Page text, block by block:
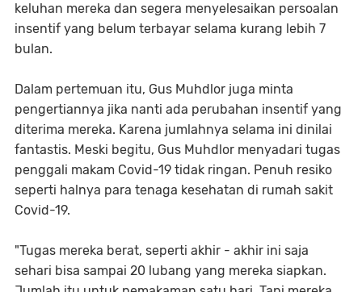
keluhan mereka dan segera menyelesaikan persoalan
insentif yang belum terbayar selama kurang lebih 7
bulan.
Dalam pertemuan itu, Gus Muhdlor juga minta
pengertiannya jika nanti ada perubahan insentif yang
diterima mereka. Karena jumlahnya selama ini dinilai
fantastis. Meski begitu, Gus Muhdlor menyadari tugas
penggali makam Covid-19 tidak ringan. Penuh resiko
seperti halnya para tenaga kesehatan di rumah sakit
Covid-19.
"Tugas mereka berat, seperti akhir - akhir ini saja
sehari bisa sampai 20 lubang yang mereka siapkan.